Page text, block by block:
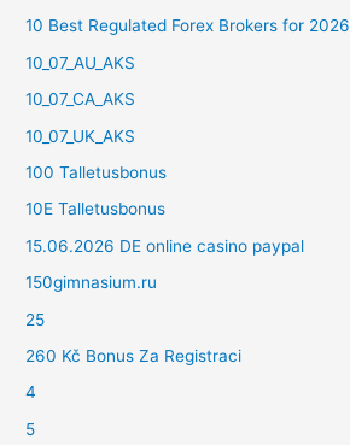
10 Best Regulated Forex Brokers for 2026
10_07_AU_AKS
10_07_CA_AKS
10_07_UK_AKS
100 Talletusbonus
10E Talletusbonus
15.06.2026 DE online casino paypal
150gimnasium.ru
25
260 Kč Bonus Za Registraci
4
5